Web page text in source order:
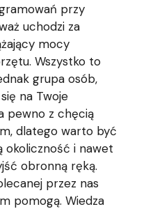
przy
uchodzi za
mocy
Wszystko to
grupa osób,
na Twoje
pewno z chęcią
dlatego warto być
okoliczność i nawet
obronną ręką.
przez nas
pomogą. Wiedza